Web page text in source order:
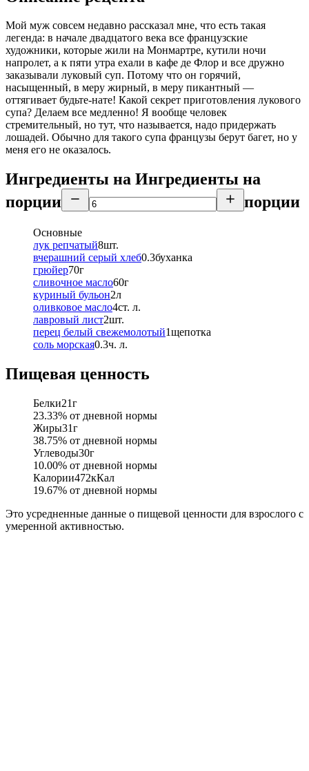
Мой муж совсем недавно рассказал мне, что есть такая
легенда: в начале двадцатого века все французские
художники, которые жили на Монмартре, кутили ночи
напролет, а к пяти утра ехали в кафе де Флор и все дружно
заказывали луковый суп. Потому что он горячий,
насыщенный, в меру жирный, в меру пикантный —
оттягивает будьте-нате! Какой секрет приготовления лукового
супа? Делаем все медленно! Я вообще человек
стремительный, но тут, что называется, надо придержать
лошадей. Обычно для такого супа французы берут багет, но у
меня его не оказалось.
Ингредиенты на Ингредиенты на
порции
порции
Основные
лук репчатый8шт.
вчерашний серый хлеб0.3буханка
грюйер70г
сливочное масло60г
куриный бульон2л
оливковое масло4ст. л.
лавровый лист2шт.
перец белый свежемолотый1щепотка
соль морская0.3ч. л.
Пищевая ценность
Белки21г
23.33% от дневной нормы
Жиры31г
38.75% от дневной нормы
Углеводы30г
10.00% от дневной нормы
Калории472кКал
19.67% от дневной нормы
Это усредненные данные о пищевой ценности для взрослого с
умеренной активностью.